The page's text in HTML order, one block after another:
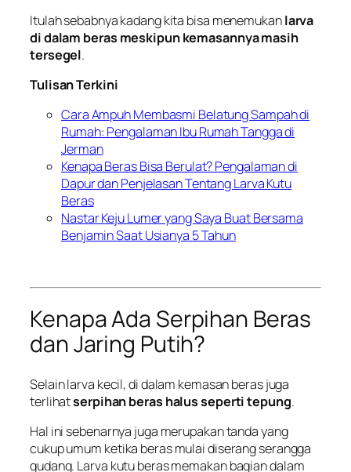
Itulah sebabnya kadang kita bisa menemukanlarva
di dalam beras meskipun kemasannya masih
tersegel.
Tulisan Terkini
Cara Ampuh Membasmi Belatung Sampah di
Rumah: Pengalaman Ibu Rumah Tangga di
Jerman
Kenapa Beras Bisa Berulat? Pengalaman di
Dapur dan Penjelasan Tentang Larva Kutu
Beras
Nastar Keju Lumer yang Saya Buat Bersama
Benjamin Saat Usianya 5 Tahun
Kenapa Ada Serpihan Beras
dan Jaring Putih?
Selain larva kecil, di dalam kemasan beras juga
terlihatserpihan beras halus seperti tepung.
Hal ini sebenarnya juga merupakan tanda yang
cukup umum ketika beras mulai diserang serangga
gudang. Larva kutu beras memakan bagian dalam